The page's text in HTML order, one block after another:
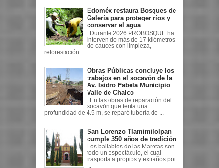
Edoméx restaura Bosques de
Galería para proteger ríos y
conservar el agua
Durante 2026 PROBOSQUE ha
intervenido más de 17 kilómetros
de cauces con limpieza,
reforestación ...
Obras Públicas concluye los
trabajos en el socavón de la
Av. Isidro Fabela Municipio
Valle de Chalco
En las obras de reparación del
socavón que tenía una
profundidad de 4.5 m, se reparó tubería de ...
San Lorenzo Tlamimilolpan
cumple 350 años de tradición
Los bailables de las Marotas son
todo un espectáculo, el cual
trasporta a propios y extraños por